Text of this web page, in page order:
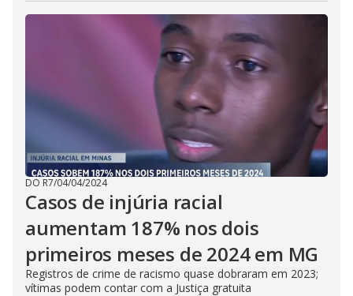
DO R7/04/04/2024
Casos de injúria racial
aumentam 187% nos dois
primeiros meses de 2024 em MG
Registros de crime de racismo quase dobraram em 2023;
vítimas podem contar com a Justiça gratuita